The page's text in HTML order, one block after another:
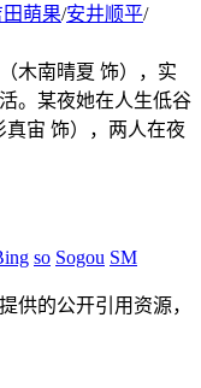
萌果/安井顺平/
木南晴夏 饰），实
。某夜她在人生低谷
宙 饰），两人在夜
so Sogou SM
供的公开引用资源，